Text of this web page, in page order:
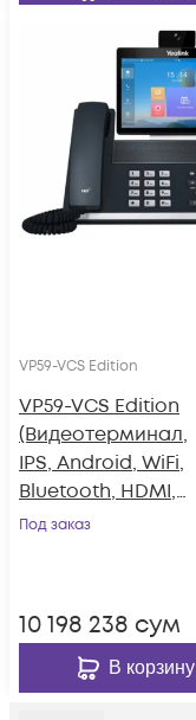
VP59-VCS Edition
VP59-VCS Edition
(Видеотерминал,
IPS, Android, WiFi,
Bluetooth, HDMI,
камера, без БП,
Под заказ
10 198 238 сум
В корзину